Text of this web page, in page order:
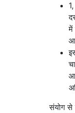
में
संयोग से